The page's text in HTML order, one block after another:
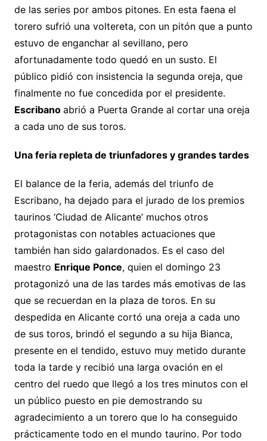
de las series por ambos pitones. En esta faena el
torero sufrió una voltereta, con un pitón que a punto
estuvo de enganchar al sevillano, pero
afortunadamente todo quedó en un susto. El
público pidió con insistencia la segunda oreja, que
finalmente no fue concedida por el presidente.
Escribano abrió a Puerta Grande al cortar una oreja
a cada uno de sus toros.
Una feria repleta de triunfadores y grandes tardes
El balance de la feria, además del triunfo de
Escribano, ha dejado para el jurado de los premios
taurinos ‘Ciudad de Alicante’ muchos otros
protagonistas con notables actuaciones que
también han sido galardonados. Es el caso del
maestro Enrique Ponce, quien el domingo 23
protagonizó una de las tardes más emotivas de las
que se recuerdan en la plaza de toros. En su
despedida en Alicante cortó una oreja a cada uno
de sus toros, brindó el segundo a su hija Bianca,
presente en el tendido, estuvo muy metido durante
toda la tarde y recibió una larga ovación en el
centro del ruedo que llegó a los tres minutos con el
un público puesto en pie demostrando su
agradecimiento a un torero que lo ha conseguido
prácticamente todo en el mundo taurino. Por todo